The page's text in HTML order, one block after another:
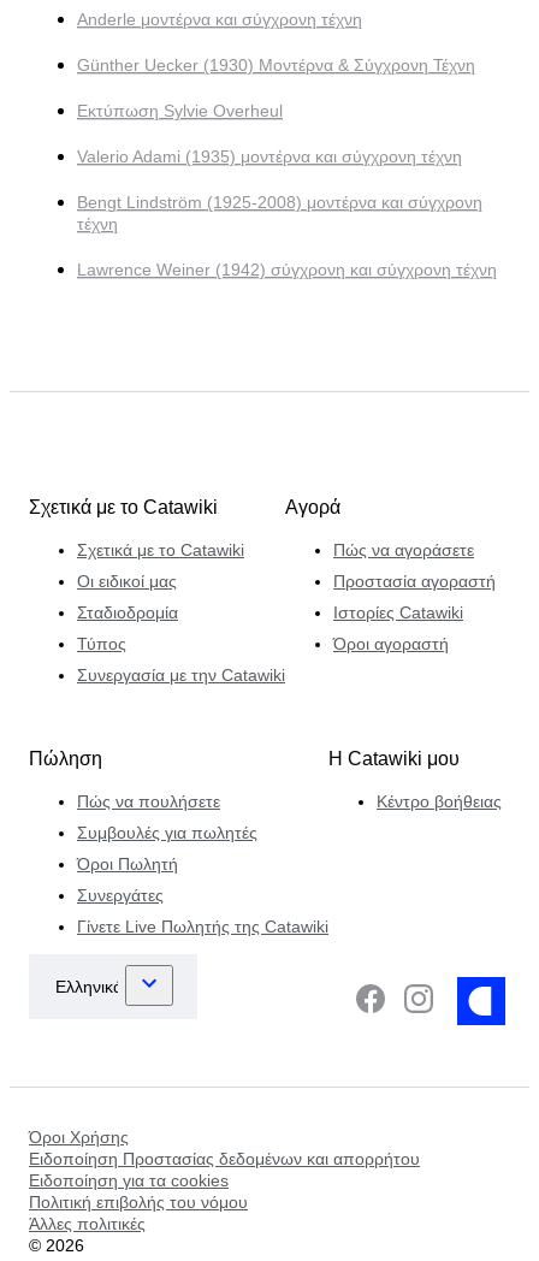
Anderle μοντέρνα και σύγχρονη τέχνη
Günther Uecker (1930) Μοντέρνα & Σύγχρονη Τέχνη
Εκτύπωση Sylvie Overheul
Valerio Adami (1935) μοντέρνα και σύγχρονη τέχνη
Bengt Lindström (1925-2008) μοντέρνα και σύγχρονη
τέχνη
Lawrence Weiner (1942) σύγχρονη και σύγχρονη τέχνη
Σχετικά με το Catawiki
Σχετικά με το Catawiki
Οι ειδικοί μας
Σταδιοδρομία
Τύπος
Συνεργασία με την Catawiki
Αγορά
Πώς να αγοράσετε
Προστασία αγοραστή
Ιστορίες Catawiki
Όροι αγοραστή
Πώληση
Πώς να πουλήσετε
Συμβουλές για πωλητές
Όροι Πωλητή
Συνεργάτες
Γίνετε Live Πωλητής της Catawiki
Η Catawiki μου
Κέντρο βοήθειας
Όροι Χρήσης
Ειδοποίηση Προστασίας δεδομένων και απορρήτου
Ειδοποίηση για τα cookies
Πολιτική επιβολής του νόμου
Άλλες πολιτικές
© 2026